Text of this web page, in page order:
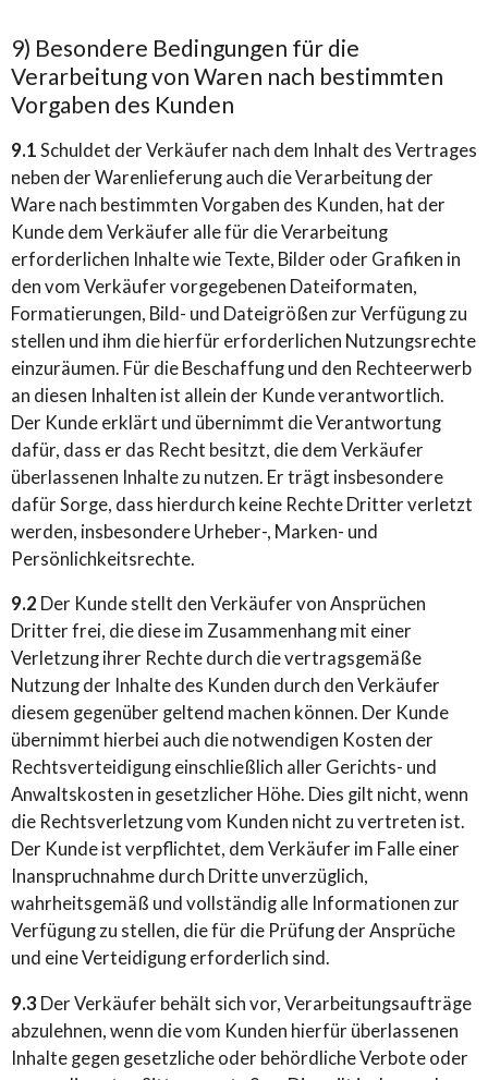
9) Besondere Bedingungen für die
Verarbeitung von Waren nach bestimmten
Vorgaben des Kunden
9.1 Schuldet der Verkäufer nach dem Inhalt des Vertrages
neben der Warenlieferung auch die Verarbeitung der
Ware nach bestimmten Vorgaben des Kunden, hat der
Kunde dem Verkäufer alle für die Verarbeitung
erforderlichen Inhalte wie Texte, Bilder oder Grafiken in
den vom Verkäufer vorgegebenen Dateiformaten,
Formatierungen, Bild- und Dateigrößen zur Verfügung zu
stellen und ihm die hierfür erforderlichen Nutzungsrechte
einzuräumen. Für die Beschaffung und den Rechteerwerb
an diesen Inhalten ist allein der Kunde verantwortlich.
Der Kunde erklärt und übernimmt die Verantwortung
dafür, dass er das Recht besitzt, die dem Verkäufer
überlassenen Inhalte zu nutzen. Er trägt insbesondere
dafür Sorge, dass hierdurch keine Rechte Dritter verletzt
werden, insbesondere Urheber-, Marken- und
Persönlichkeitsrechte.
9.2 Der Kunde stellt den Verkäufer von Ansprüchen
Dritter frei, die diese im Zusammenhang mit einer
Verletzung ihrer Rechte durch die vertragsgemäße
Nutzung der Inhalte des Kunden durch den Verkäufer
diesem gegenüber geltend machen können. Der Kunde
übernimmt hierbei auch die notwendigen Kosten der
Rechtsverteidigung einschließlich aller Gerichts- und
Anwaltskosten in gesetzlicher Höhe. Dies gilt nicht, wenn
die Rechtsverletzung vom Kunden nicht zu vertreten ist.
Der Kunde ist verpflichtet, dem Verkäufer im Falle einer
Inanspruchnahme durch Dritte unverzüglich,
wahrheitsgemäß und vollständig alle Informationen zur
Verfügung zu stellen, die für die Prüfung der Ansprüche
und eine Verteidigung erforderlich sind.
9.3 Der Verkäufer behält sich vor, Verarbeitungsaufträge
abzulehnen, wenn die vom Kunden hierfür überlassenen
Inhalte gegen gesetzliche oder behördliche Verbote oder